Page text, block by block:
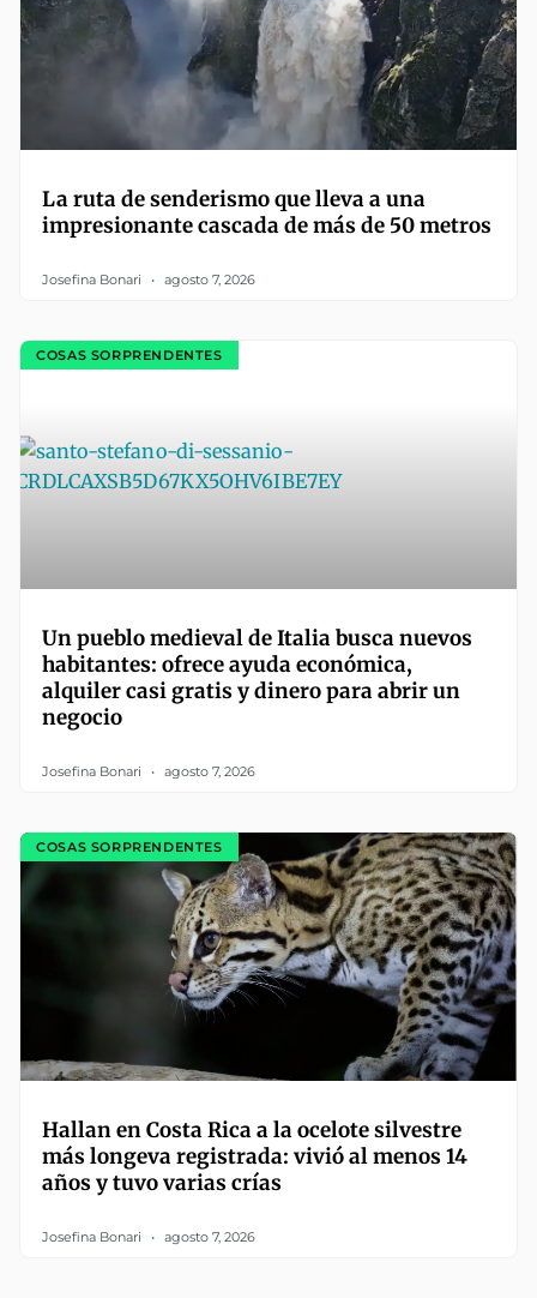
La ruta de senderismo que lleva a una
impresionante cascada de más de 50 metros
Josefina Bonari agosto 7, 2026
COSAS SORPRENDENTES
Un pueblo medieval de Italia busca nuevos
habitantes: ofrece ayuda económica,
alquiler casi gratis y dinero para abrir un
negocio
Josefina Bonari agosto 7, 2026
COSAS SORPRENDENTES
Hallan en Costa Rica a la ocelote silvestre
más longeva registrada: vivió al menos 14
años y tuvo varias crías
Josefina Bonari agosto 7, 2026